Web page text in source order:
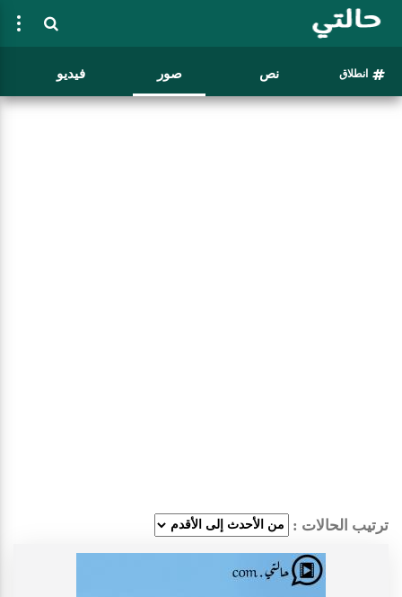
انطلاق نص صور فيديو
ترتيب الحالات :